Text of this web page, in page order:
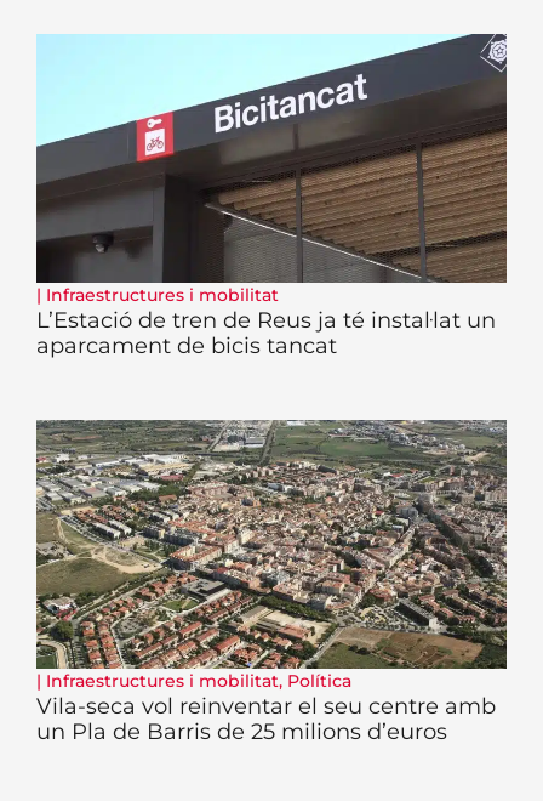
| Infraestructures i mobilitat
L’Estació de tren de Reus ja té instal·lat un
aparcament de bicis tancat
| Infraestructures i mobilitat, Política
Vila-seca vol reinventar el seu centre amb
un Pla de Barris de 25 milions d’euros